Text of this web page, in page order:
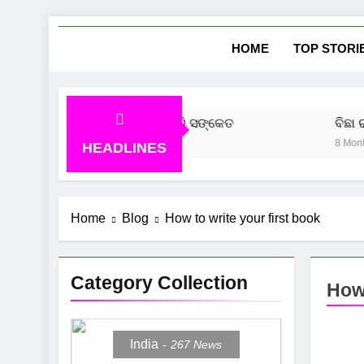
Skip
News
HOME TOP
HEADLINES
ଆସିବ ସୁନା ଦର, ବଜାର ଦେଲାଣି ସଙ୍କେତ ବିଛା
8 Months
Home Blog How to write your first book
Category Collection
India 267News